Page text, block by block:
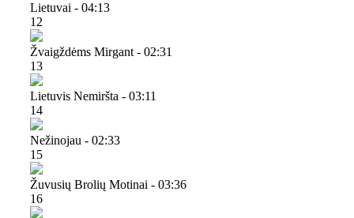
Lietuvai - 04:13
12
Žvaigždėms Mirgant - 02:31
13
Lietuvis Nemiršta - 03:11
14
Nežinojau - 02:33
15
Žuvusių Brolių Motinai - 03:36
16